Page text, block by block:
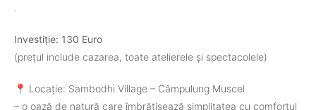
.
Investiție: 130 Euro
(prețul include cazarea, toate atelierele și spectacolele)
📍 Locație: Sambodhi Village – Câmpulung Muscel
– o oază de natură care îmbrățișează simplitatea cu comfortul